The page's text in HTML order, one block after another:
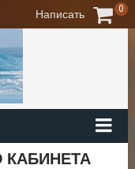
Написать 0